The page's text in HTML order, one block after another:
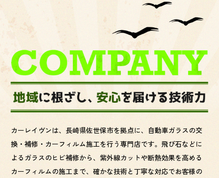
カーレイヴンは、長崎県佐世保市を拠点に、自動車ガラスの交
換・補修・カーフィルム施工を行う専門店です。飛び石などに
よるガラスのヒビ補修から、紫外線カットや断熱効果を高める
カーフィルムの施工まで、確かな技術と丁寧な対応でお客様の